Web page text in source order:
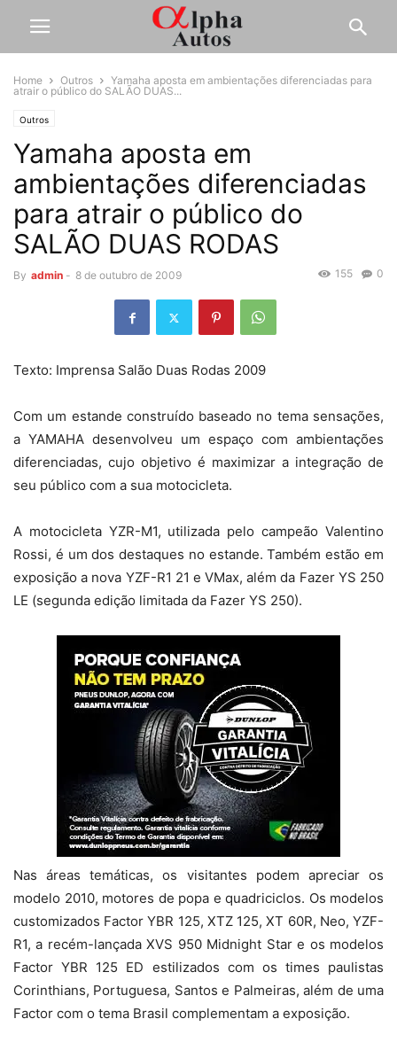
Home Outros
Yamaha aposta em ambientações diferenciadas para
atrair o público do SALÃO DUAS...
Outros
Yamaha aposta em
ambientações diferenciadas
para atrair o público do
SALÃO DUAS RODAS
By admin - 8 de outubro de 2009 0
155
Texto: Imprensa Salão Duas Rodas 2009
Com um estande construído baseado no tema sensações,
a YAMAHA desenvolveu um espaço com ambientações
diferenciadas, cujo objetivo é maximizar a integração de
seu público com a sua motocicleta.
A motocicleta YZR-M1, utilizada pelo campeão Valentino
Rossi, é um dos destaques no estande. Também estão em
exposição a nova YZF-R1 21 e VMax, além da Fazer YS 250
LE (segunda edição limitada da Fazer YS 250).
Nas áreas temáticas, os visitantes podem apreciar os
modelo 2010, motores de popa e quadriciclos. Os modelos
customizados Factor YBR 125, XTZ 125, XT 60R, Neo, YZF-
R1, a recém-lançada XVS 950 Midnight Star e os modelos
Factor YBR 125 ED estilizados com os times paulistas
Corinthians, Portuguesa, Santos e Palmeiras, além de uma
Factor com o tema Brasil complementam a exposição.